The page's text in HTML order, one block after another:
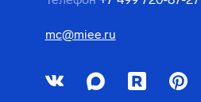
mc@miee.ru